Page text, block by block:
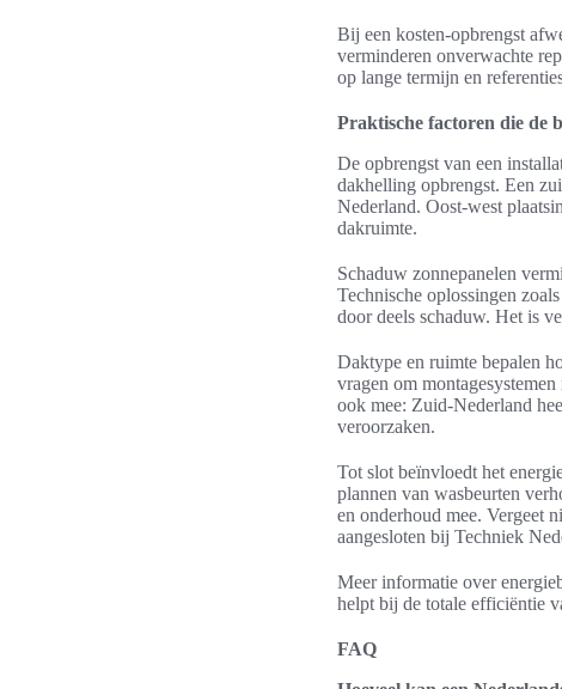
Bij een kosten-opbrengst
verminderen onverwachte
op lange termijn en
Praktische factoren die de
De opbrengst van een
dakhelling opbrengst. Een
Nederland. Oost-west
dakruimte.
Schaduw zonnepanelen
Technische oplossingen
door deels schaduw. Het is
Daktype en ruimte bepalen
vragen om
ook mee: Zuid-Nederland
veroorzaken.
Tot slot beïnvloedt het
plannen van wasbeurten
en onderhoud mee. Vergeet
aangesloten bij Techniek
Meer informatie over
helpt bij de totale efficiëntie
FAQ